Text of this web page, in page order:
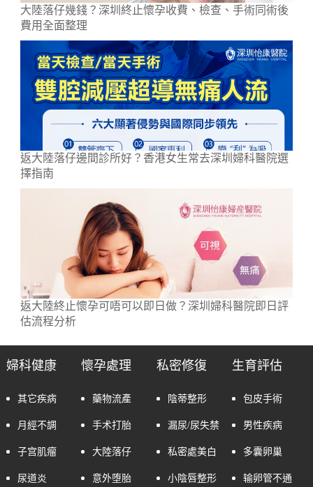
大陸落仔幾錢？深圳終止懷孕收費、檢查、手術同術後
費用全面整理
返大陸落仔邊間診所好？香港女生常去深圳婦科醫院選
擇指南
返大陸終止懷孕可唔可以即日做？深圳婦科醫院即日評
估流程分析
婦科健康
其它疾病
月經不調
子宫肌瘤
尿道炎
懷孕處理
藥物流產
手术打胎
大陸落仔
意外堕胎
私密修復
陰蒂整形
漏尿/尿失禁
私密處美白
小陰唇整形
生育評估
包皮手術
男性疾病
多囊卵巢
输卵管不通